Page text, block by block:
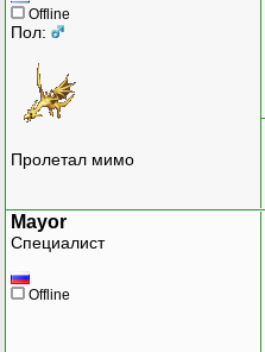
Offline
Пол:
Пролетал мимо
Mayor
Специалист
Offline